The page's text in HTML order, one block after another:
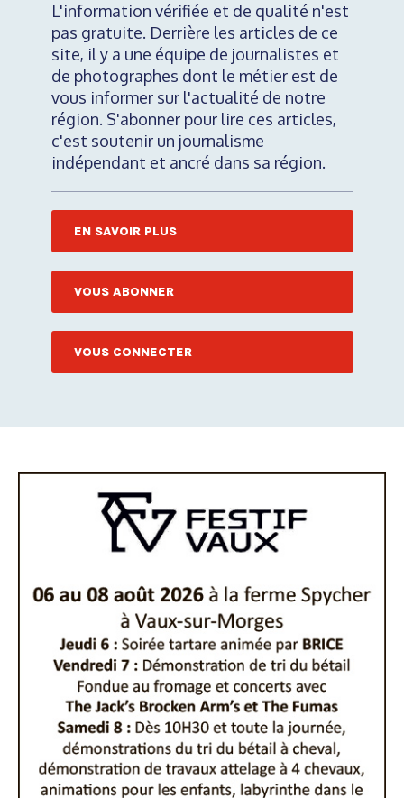
L'information vérifiée et de qualité n'est
pas gratuite. Derrière les articles de ce
site, il y a une équipe de journalistes et
de photographes dont le métier est de
vous informer sur l'actualité de notre
région. S'abonner pour lire ces articles,
c'est soutenir un journalisme
indépendant et ancré dans sa région.
EN SAVOIR PLUS
VOUS ABONNER
VOUS CONNECTER